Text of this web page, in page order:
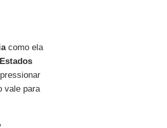
como ela
Estados
vale para